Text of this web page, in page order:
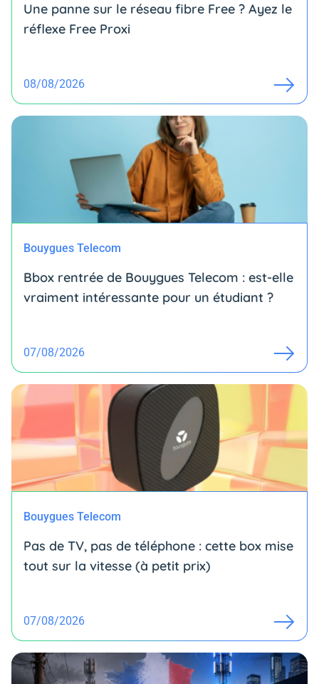
Une panne sur le réseau fibre Free ? Ayez le
réflexe Free Proxi
08/08/2026
Bouygues Telecom
Bbox rentrée de Bouygues Telecom : est-elle
vraiment intéressante pour un étudiant ?
07/08/2026
Bouygues Telecom
Pas de TV, pas de téléphone : cette box mise
tout sur la vitesse (à petit prix)
07/08/2026